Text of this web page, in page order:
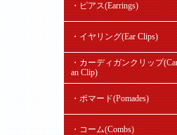
・ピアス(Earrings)
・イヤリング(Ear Clips)
・カーディガンクリップ
an Clip)
・ポマード(Pomades)
・コーム(Combs)